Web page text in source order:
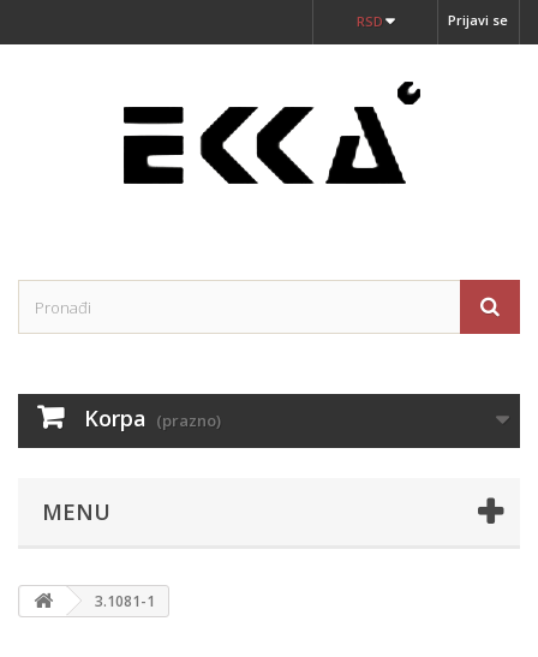
Prijavi se
RSD
Korpa (prazno)
MENU
3.1081-1